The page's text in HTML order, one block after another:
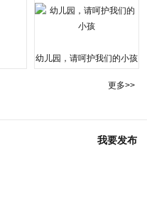
幼儿园，请呵护我们的小孩
更多>>
我要发布